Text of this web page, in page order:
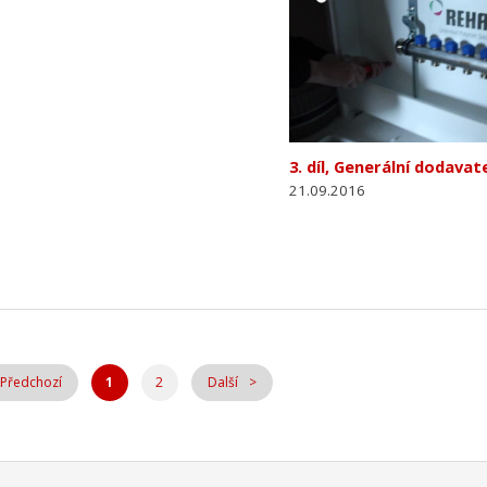
3. díl, Generální
21.09.2016
Předchozí 1 2 Další